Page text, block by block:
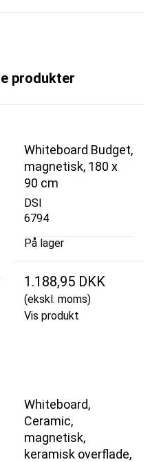
produkter
Whiteboard Budget,
magnetisk, 180 x
90 cm
DSI
6794
På lager
1.188,95 DKK
(ekskl. moms)
Vis produkt
Whiteboard,
Ceramic,
magnetisk,
keramisk overflade,